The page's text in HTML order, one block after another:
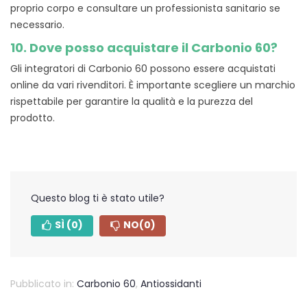
proprio corpo e consultare un professionista sanitario se
necessario.
10. Dove posso acquistare il Carbonio 60?
Gli integratori di Carbonio 60 possono essere acquistati
online da vari rivenditori. È importante scegliere un marchio
rispettabile per garantire la qualità e la purezza del
prodotto.
Questo blog ti è stato utile?
SÌ (0) NO(0)
Pubblicato in: Carbonio 60, Antiossidanti